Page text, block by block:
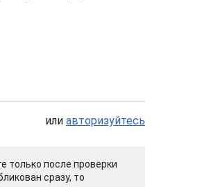
или авторизуйтесь
только после проверки
сразу, то